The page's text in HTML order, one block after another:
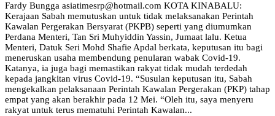
Fardy Bungga asiatimesrp@hotmail.com KOTA KINABALU:
Kerajaan Sabah memutuskan untuk tidak melaksanakan Perintah
Kawalan Pergerakan Bersyarat (PKPB) seperti yang diumumkan
Perdana Menteri, Tan Sri Muhyiddin Yassin, Jumaat lalu. Ketua
Menteri, Datuk Seri Mohd Shafie Apdal berkata, keputusan itu bagi
meneruskan usaha membendung penularan wabak Covid-19.
Katanya, ia juga bagi memastikan rakyat tidak mudah terdedah
kepada jangkitan virus Covid-19. “Susulan keputusan itu, Sabah
mengekalkan pelaksanaan Perintah Kawalan Pergerakan (PKP) tahap
empat yang akan berakhir pada 12 Mei. “Oleh itu, saya menyeru
rakyat untuk terus mematuhi Perintah Kawalan...